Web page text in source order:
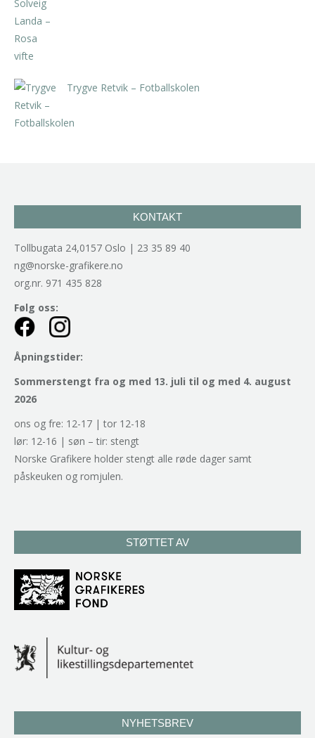
Trygve Retvik – Fotballskolen
KONTAKT
Tollbugata 24,0157 Oslo | 23 35 89 40
ng@norske-grafikere.no
org.nr. 971 435 828
Følg oss:
Åpningstider:
Sommerstengt fra og med 13. juli til og med 4. august
2026
ons og fre: 12-17 | tor 12-18
lør: 12-16 | søn – tir: stengt
Norske Grafikere holder stengt alle røde dager samt
påskeuken og romjulen.
STØTTET AV
NYHETSBREV